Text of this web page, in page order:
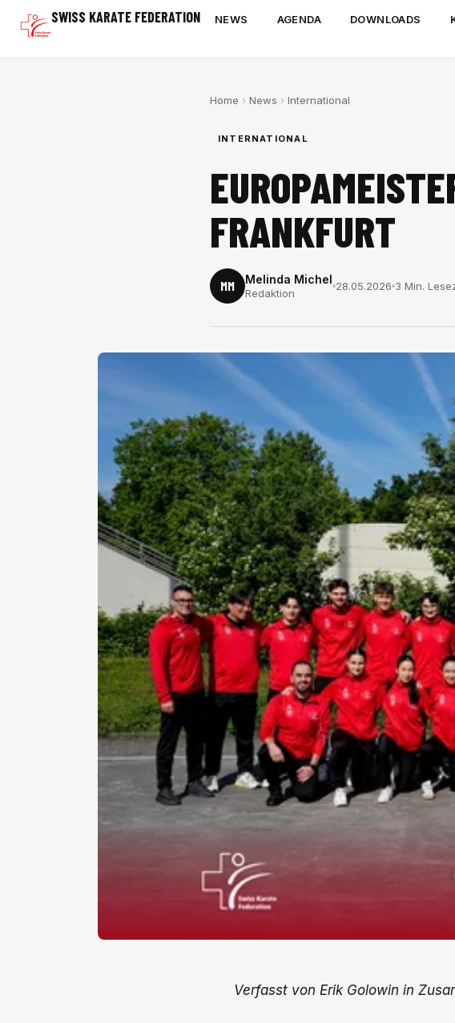
Inhalt
SWISS KARATE FEDERATION NEWS AGENDA DOWNLOADS
Home › News › International
INTERNATIONAL
FRANKFURT
MM Melinda Michel
Redaktion
28.05.2026 3 Min.
Verfasst von Erik Golowin in